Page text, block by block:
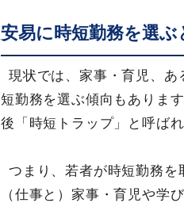
安易に時短勤務を選
現状では、家事・育児、
短勤務を選ぶ傾向もありま
後「時短トラップ」と呼ば
つまり、若者が時短勤務を
（仕事と）家事・育児や学